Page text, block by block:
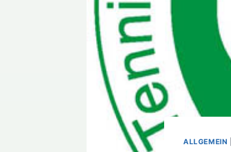
ALLGEMEIN